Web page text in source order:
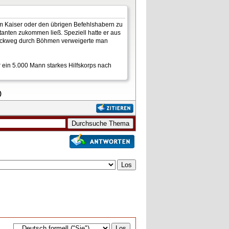
Kaiser oder den übrigen Befehlshabern zu
zukommen ließ. Speziell hatte er aus
durch Böhmen verweigerte man
5.000 Mann starkes Hilfskorps nach